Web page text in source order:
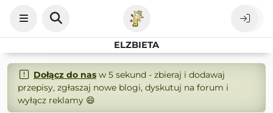
ELZBIETA
Dołącz do nasw 5 sekund - zbieraj i dodawaj
przepisy, zgłaszaj nowe blogi, dyskutuj na forum i
wyłącz reklamy 😄